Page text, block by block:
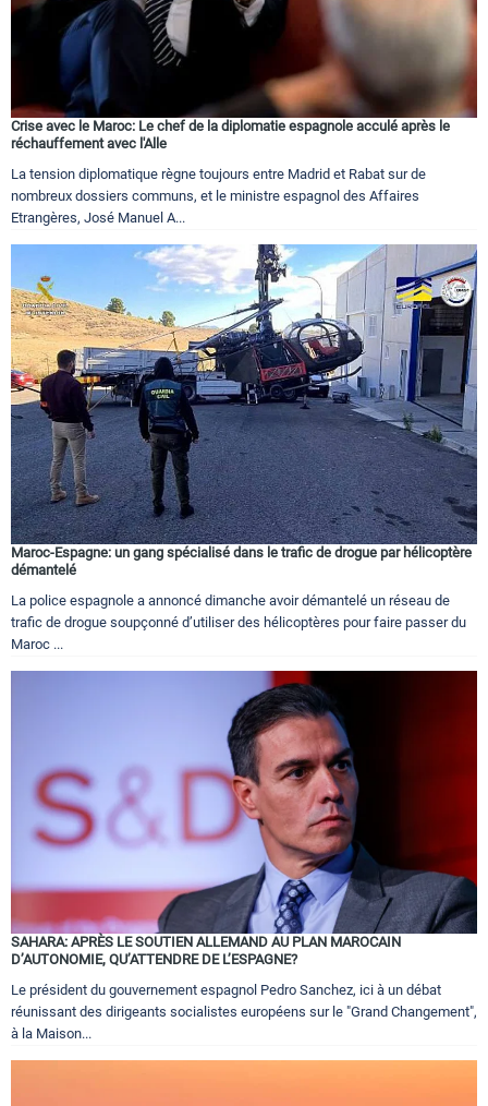
Crise avec le Maroc: Le chef de la diplomatie espagnole acculé après le
réchauffement avec l'Alle
La tension diplomatique règne toujours entre Madrid et Rabat sur de
nombreux dossiers communs, et le ministre espagnol des Affaires
Etrangères, José Manuel A...
Maroc-Espagne: un gang spécialisé dans le trafic de drogue par hélicoptère
démantelé
La police espagnole a annoncé dimanche avoir démantelé un réseau de
trafic de drogue soupçonné d’utiliser des hélicoptères pour faire passer du
Maroc ...
SAHARA: APRÈS LE SOUTIEN ALLEMAND AU PLAN MAROCAIN
D’AUTONOMIE, QU’ATTENDRE DE L’ESPAGNE?
Le président du gouvernement espagnol Pedro Sanchez, ici à un débat
réunissant des dirigeants socialistes européens sur le "Grand Changement",
à la Maison...